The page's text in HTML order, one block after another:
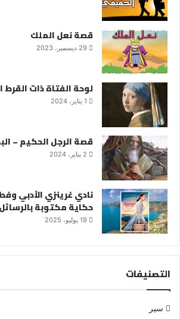
قصة نعل الملك
29 ديسمبر، 2023
لوحة الفتاة ذات القرط
1 يناير، 2024
قصة الرجل الحكيم –
2 يناير، 2024
نادي غرينزي الأدبي
حكاية مكتوبة
19 يوليو، 2025
التصنيفات
سير